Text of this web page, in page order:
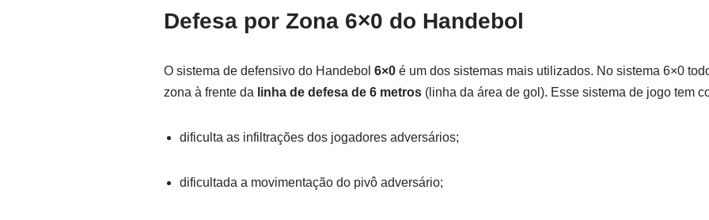
Defesa por Zona 6×0 do Handebol
O sistema de defensivo do Handebol 6×0 é um dos sistemas mais utilizados. No sistema 6×0
zona à frente da linha de defesa de 6 metros (linha da área de gol). Esse sistema de jogo tem
dificulta as infiltrações dos jogadores adversários;
dificultada a movimentação do pivô adversário;